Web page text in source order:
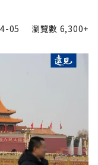
05 瀏覽數 6,300+